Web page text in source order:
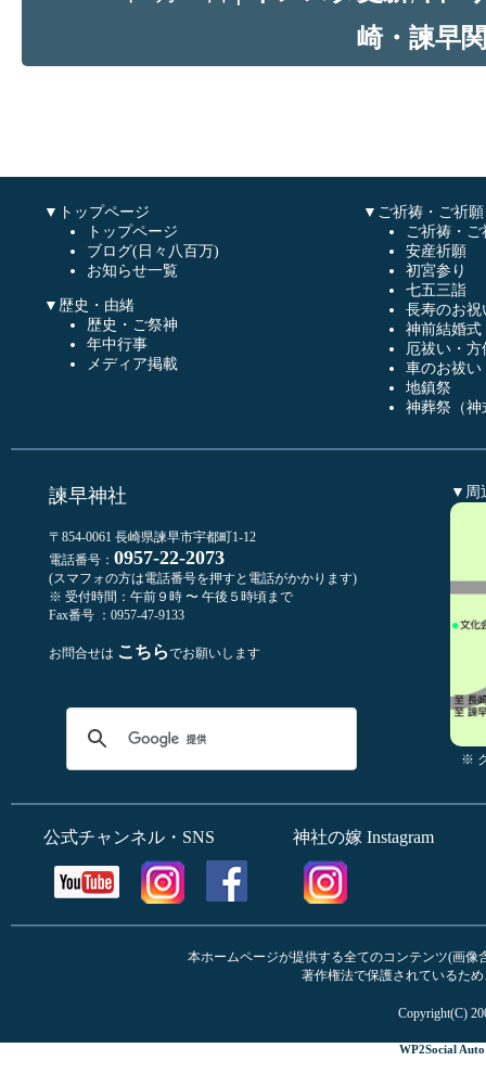
崎・諫早
▼トップページ
トップページ
ブログ(日々八百万)
お知らせ一覧
▼歴史・由緒
歴史・ご祭神
年中行事
メディア掲載
▼ご祈祷・ご祈願
ご祈祷・
安産祈願
初宮参り
七五三詣
長寿のお祝
神前結婚式
厄祓い・方
車のお祓い
地鎮祭
神葬祭（神
諫早神社
〒854-0061 長崎県諫早市宇都町1-12
電話番号： 0957-22-2073
(スマフォの方は電話番号を押すと電話がかかります)
※ 受付時間：午前９時 〜 午後５時頃まで
Fax番号 ：0957-47-9133
お問合せは こちらでお願いします
▼周
※
公式チャンネル・SNS 神社の嫁 Instagram
本ホームページが提供する全てのコンテンツ(画
著作権法で保護されているた
Copyright(C)
WP2Social